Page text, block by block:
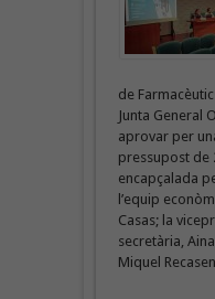
de
Junta General
aprovar per
pressupost de
encapçalada
l’equip
Casas; la
secretària,
Miquel